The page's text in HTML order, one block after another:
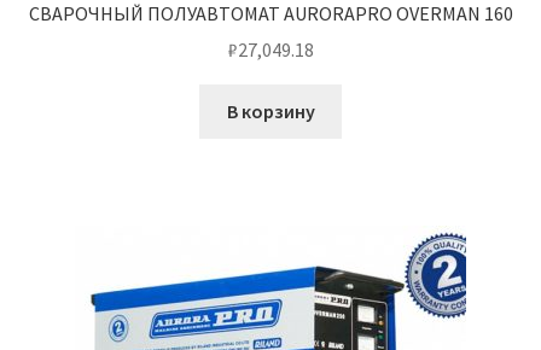
СВАРОЧНЫЙ ПОЛУАВТОМАТ AURORAPRO OVERMAN 160
₽27,049.18
В корзину